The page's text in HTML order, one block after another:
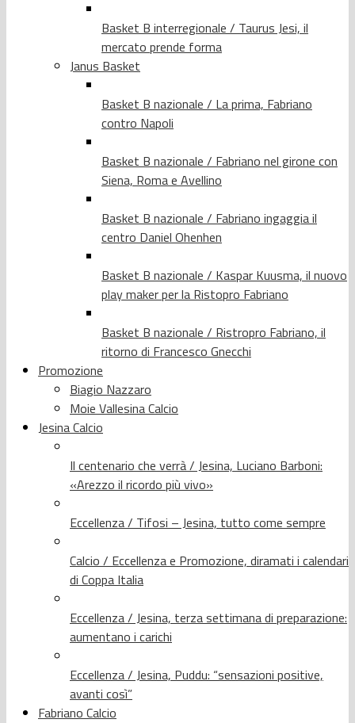
Basket B interregionale / Taurus Jesi, il
mercato prende forma
Janus Basket
Basket B nazionale / La prima, Fabriano
contro Napoli
Basket B nazionale / Fabriano nel girone con
Siena, Roma e Avellino
Basket B nazionale / Fabriano ingaggia il
centro Daniel Ohenhen
Basket B nazionale / Kaspar Kuusma, il nuovo
play maker per la Ristopro Fabriano
Basket B nazionale / Ristropro Fabriano, il
ritorno di Francesco Gnecchi
Promozione
Biagio Nazzaro
Moie Vallesina Calcio
Jesina Calcio
Il centenario che verrà / Jesina, Luciano Barboni:
«Arezzo il ricordo più vivo»
Eccellenza / Tifosi – Jesina, tutto come sempre
Calcio / Eccellenza e Promozione, diramati i calendari
di Coppa Italia
Eccellenza / Jesina, terza settimana di preparazione:
aumentano i carichi
Eccellenza / Jesina, Puddu: “sensazioni positive,
avanti così”
Fabriano Calcio